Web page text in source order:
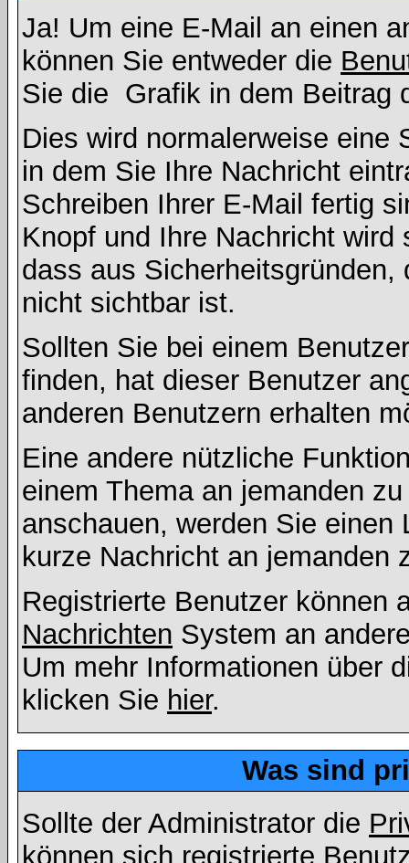
Ja! Um eine E-Mail an einen
können Sie entweder die
Sie die Grafik in dem Beitrag
Dies wird normalerweise eine
in dem Sie Ihre Nachricht
Schreiben Ihrer E-Mail fertig
Knopf und Ihre Nachricht
dass aus
nicht sichtbar ist.
Sollten Sie bei einem
finden, hat dieser Benutzer
anderen Benutzern erhalten
Eine andere nützliche
einem Thema an jemanden
anschauen, werden Sie
kurze Nachricht an jemanden
Registrierte Benutzer können
Nachrichten System an
Um mehr Informationen über
klicken Sie hier.
Was sind
Sollte der Administrator die
können sich registrierte